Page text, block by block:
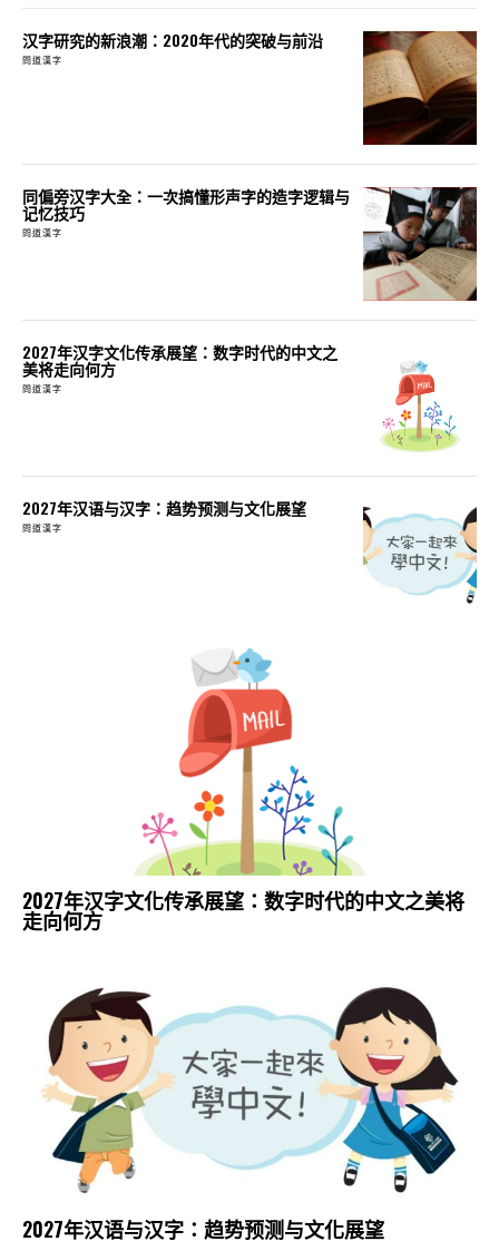
汉字研究的新浪潮：2020年代的突破与前沿
問道漢字
同偏旁汉字大全：一次搞懂形声字的造字逻辑与
记忆技巧
問道漢字
2027年汉字文化传承展望：数字时代的中文之
美将走向何方
問道漢字
2027年汉语与汉字：趋势预测与文化展望
問道漢字
2027年汉字文化传承展望：数字时代的中文之美将
走向何方
2027年汉语与汉字：趋势预测与文化展望